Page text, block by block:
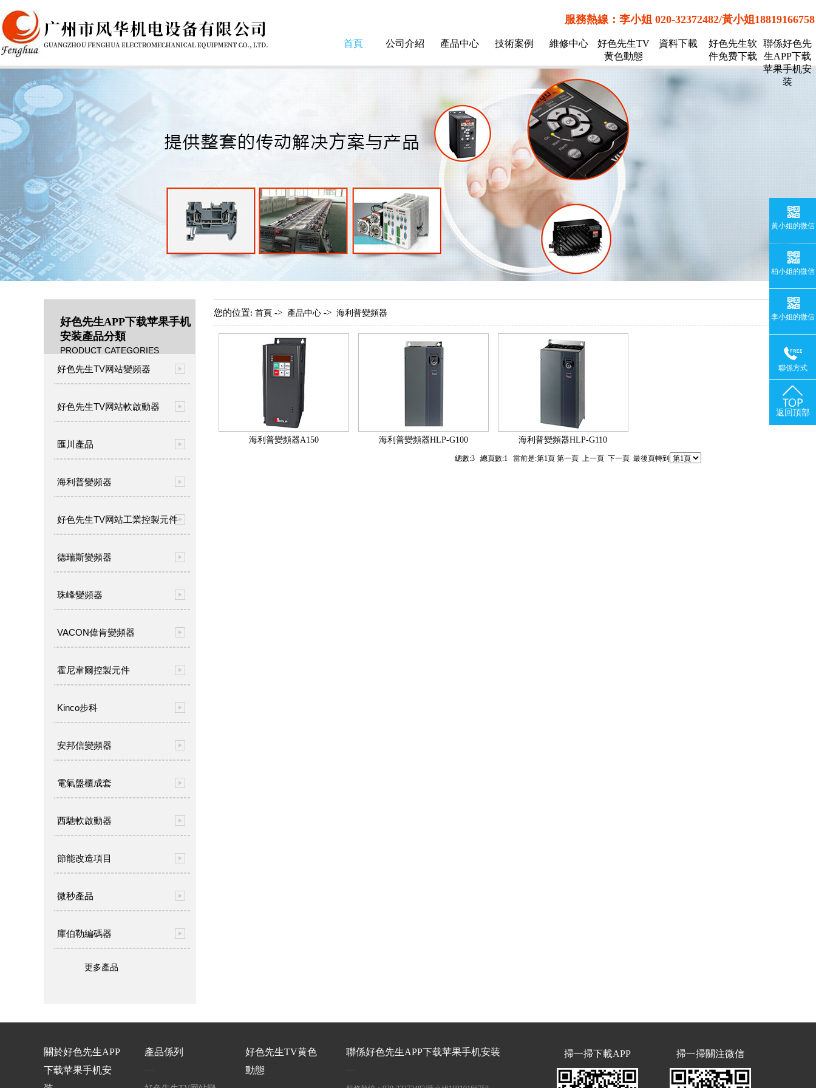
服務熱線：李小姐 020-32372482/黃小姐18819166758
首頁 公司介紹 產品中心 技術案例 維修中心
好色先生TV
黄色動態
資料下載
好色先生软
件免费下载
聯係好色先
生APP下载
苹果手机安
装
好色先生APP下载苹果手机
安装產品分類
PRODUCT CATEGORIES
好色先生TV网站變頻器
好色先生TV网站軟啟動器
匯川產品
海利普變頻器
好色先生TV网站工業控製元件
德瑞斯變頻器
珠峰變頻器
VACON偉肯變頻器
霍尼韋爾控製元件
Kinco步科
安邦信變頻器
電氣盤櫃成套
西馳軟啟動器
節能改造項目
微秒產品
庫伯勒編碼器
更多產品
您的位置: 首頁 -> 產品中心 -> 海利普變頻器
海利普變頻器A150 海利普變頻器HLP-G100 海利普變頻器HLP-G110
總數:3 總頁數:1 當前是:第1頁 第一頁 上一頁 下一頁 最後頁轉到
關於好色先生APP
下载苹果手机安
產品係列
好色先生TV黄色
動態
聯係好色先生APP下载苹果手机安装 掃一掃下載APP 掃一掃關注微信
黃小姐的微信
柏小姐的微信
李小姐的微信
聯係方式
返回頂部